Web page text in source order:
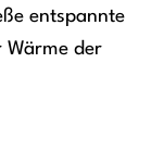
entspannte
Wärme der